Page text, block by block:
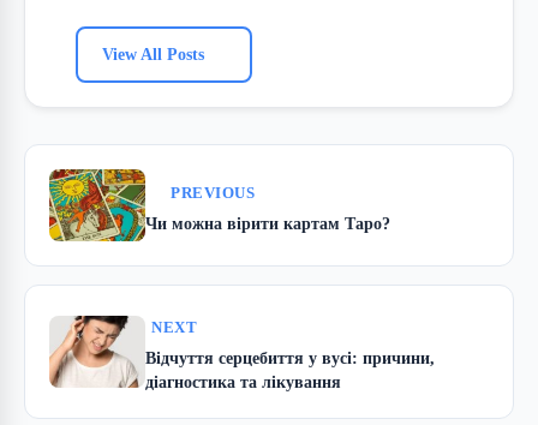
View All Posts
PREVIOUS
Чи можна вірити картам Таро?
NEXT
Відчуття серцебиття у вусі: причини,
діагностика та лікування